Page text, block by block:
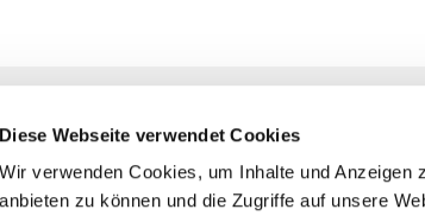
Diese Webseite verwendet Cookies
Wir verwenden Cookies, um Inhalte und
anbieten zu können und die Zugriffe auf unsere
Teltow-Fläming